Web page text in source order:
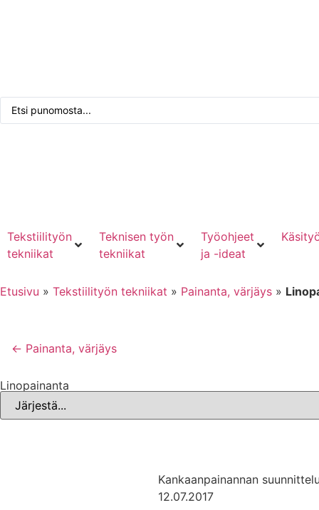
Tekstiilityön
tekniikat
Teknisen työn
tekniikat
Työohjeet
ja -ideat
Etusivu » Tekstiilityön tekniikat » Painanta, värjäys »
← Painanta, värjäys
Linopainanta
Kankaanpainannan
12.07.2017